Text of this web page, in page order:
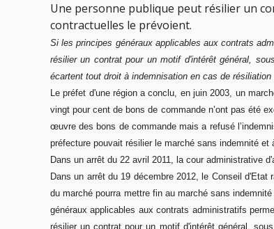
Une personne publique peut résilier un
contractuelles le prévoient.
Si les principes généraux applicables aux contrats
résilier un contrat pour un motif d'intérêt général,
écartent tout droit à indemnisation en cas de
Le préfet d'une région a conclu, en juin 2003, un
vingt pour cent de bons de commande n’ont pas été
œuvre des bons de commande mais a refusé
préfecture pouvait résilier le marché sans indemnité et
Dans un arrêt du 22 avril 2011, la cour administrative
Dans un arrêt du 19 décembre 2012, le Conseil
du marché pourra mettre fin au marché sans
généraux applicables aux contrats administratifs
résilier un contrat pour un motif d'intérêt général,